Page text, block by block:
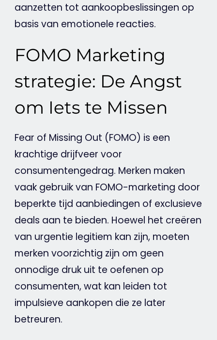
aanzetten tot aankoopbeslissingen op
basis van emotionele reacties.
FOMO Marketing
strategie: De Angst
om Iets te Missen
Fear of Missing Out (FOMO) is een
krachtige drijfveer voor
consumentengedrag. Merken maken
vaak gebruik van FOMO-marketing door
beperkte tijd aanbiedingen of exclusieve
deals aan te bieden. Hoewel het creëren
van urgentie legitiem kan zijn, moeten
merken voorzichtig zijn om geen
onnodige druk uit te oefenen op
consumenten, wat kan leiden tot
impulsieve aankopen die ze later
betreuren.